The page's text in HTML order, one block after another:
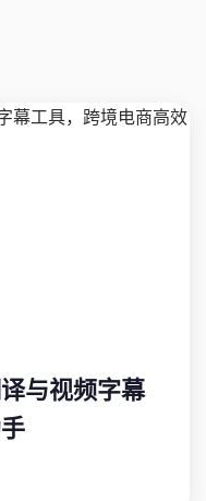
与视频字幕